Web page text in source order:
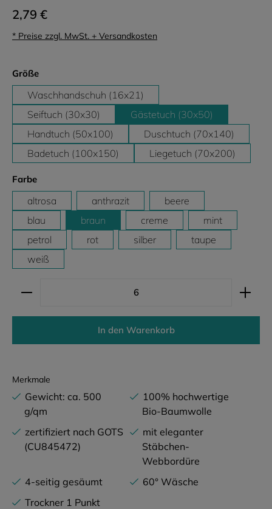
2,79 €
* Preise zzgl. MwSt. + Versandkosten
Größeauswählen
Waschhandschuh (16x21)
Seiftuch (30x30)
Gästetuch (30x50)
Handtuch (50x100)
Duschtuch (70x140)
Badetuch (100x150)
Liegetuch (70x200)
Farbeauswählen
altrosa anthrazit
beere
blau
braun creme
mint
petrol
rot silber
taupe
weiß
Produkt Anzahl: Gib den gewünschten Wert ein
In den Warenkorb
Merkmale
Gewicht: ca. 500
g/qm
100% hochwertige
Bio-Baumwolle
zertifiziert nach GOTS
(CU845472)
mit eleganter
Stäbchen-
Webbordüre
4-seitig gesäumt
60° Wäsche
Trockner 1 Punkt